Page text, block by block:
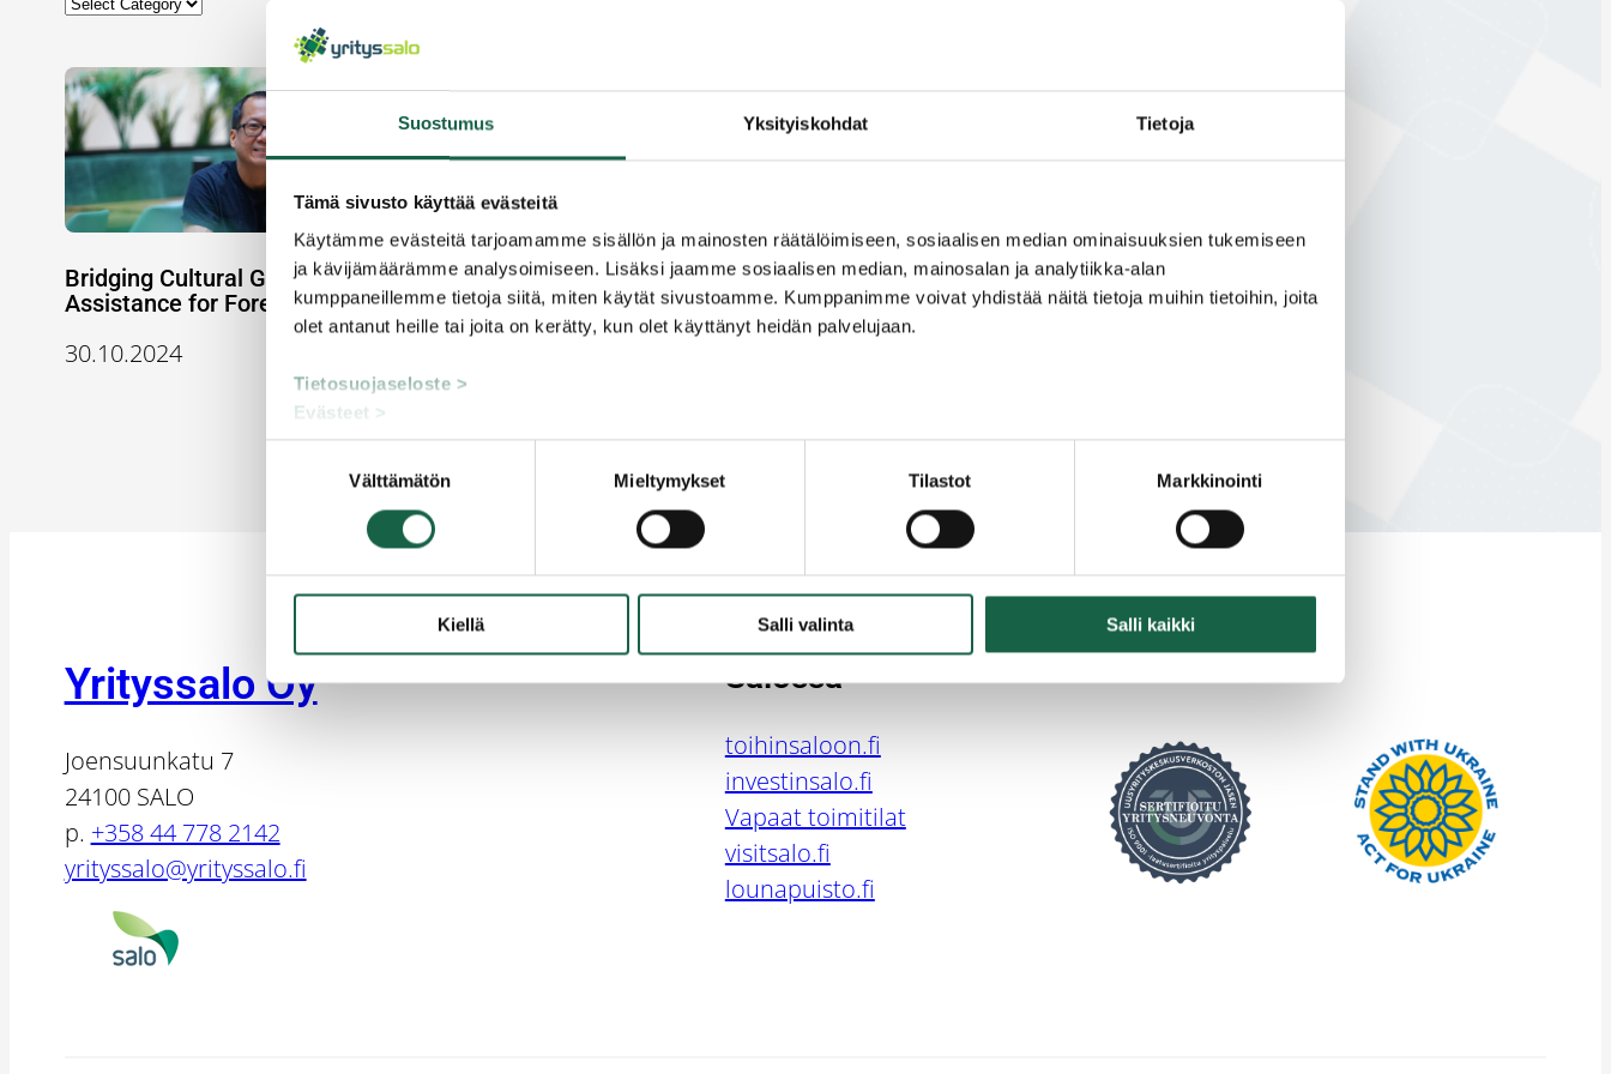
Suostumus Yksityiskohdat Tietoja
Tämä sivusto käyttää evästeitä
Käytämme evästeitä tarjoamamme sisällön ja mainosten räätälöimiseen, sosiaalisen median ominaisuuksien tukemiseen
ja kävijämäärämme analysoimiseen. Lisäksi jaamme sosiaalisen median, mainosalan ja analytiikka-alan
kumppaneillemme tietoja siitä, miten käytät sivustoamme. Kumppanimme voivat yhdistää näitä tietoja muihin tietoihin, joita
olet antanut heille tai joita on kerätty, kun olet käyttänyt heidän palvelujaan.
Tietosuojaseloste >
Evästeet >
Välttämätön Mieltymykset Tilastot Markkinointi
Kiellä Salli valinta Salli kaikki
Bridging Cultural Gaps – Yrityssalo Offers
Assistance for Foreign Entrepreneurs
30.10.2024
Yrityssalo Oy
Joensuunkatu 7
24100 SALO
p. +358 44 778 2142
yrityssalo@yrityssalo.fi
Salossa
toihinsaloon.fi
investinsalo.fi
Vapaat toimitilat
visitsalo.fi
lounapuisto.fi
LinkedIn
Facebook
Instagram
YouTube